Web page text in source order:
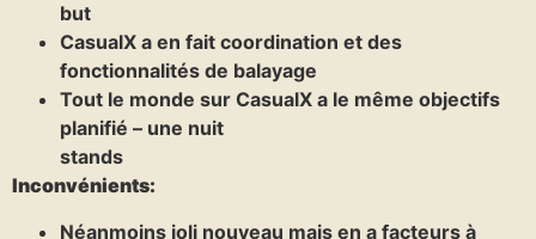
but
CasualX a en fait coordination et des
fonctionnalités de balayage
Tout le monde sur CasualX a le même objectifs
planifié – une nuit
stands
Inconvénients:
Néanmoins joli nouveau mais en a facteurs à